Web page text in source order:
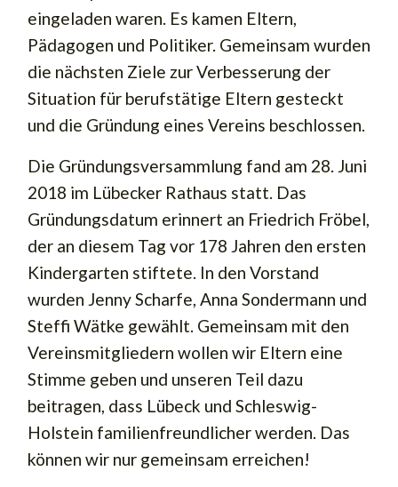
eingeladen waren. Es kamen Eltern,
Pädagogen und Politiker. Gemeinsam wurden
die nächsten Ziele zur Verbesserung der
Situation für berufstätige Eltern gesteckt
und die Gründung eines Vereins beschlossen.
Die Gründungsversammlung fand am 28. Juni
2018 im Lübecker Rathaus statt. Das
Gründungsdatum erinnert an Friedrich Fröbel,
der an diesem Tag vor 178 Jahren den ersten
Kindergarten stiftete. In den Vorstand
wurden Jenny Scharfe, Anna Sondermann und
Steffi Wätke gewählt. Gemeinsam mit den
Vereinsmitgliedern wollen wir Eltern eine
Stimme geben und unseren Teil dazu
beitragen, dass Lübeck und Schleswig-
Holstein familienfreundlicher werden. Das
können wir nur gemeinsam erreichen!